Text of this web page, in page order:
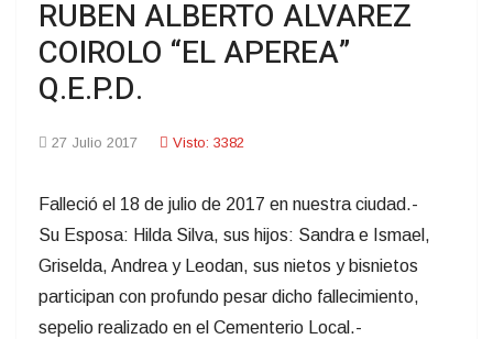
RUBEN ALBERTO ALVAREZ
COIROLO “EL APEREA”
Q.E.P.D.
27 Julio 2017 Visto: 3382
Falleció el 18 de julio de 2017 en nuestra ciudad.-
Su Esposa: Hilda Silva, sus hijos: Sandra e Ismael,
Griselda, Andrea y Leodan, sus nietos y bisnietos
participan con profundo pesar dicho fallecimiento,
sepelio realizado en el Cementerio Local.-